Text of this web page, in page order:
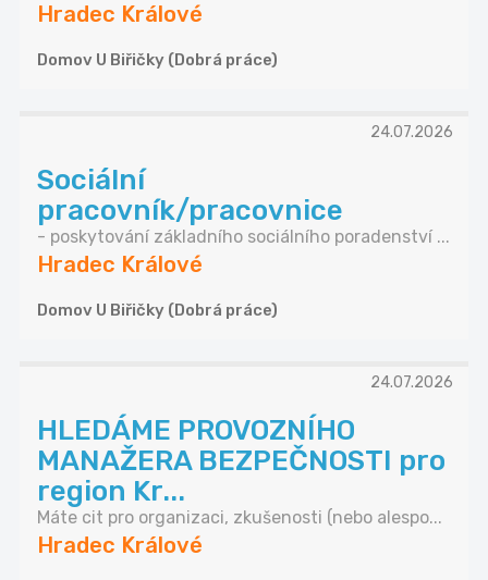
Hradec Králové
Domov U Biřičky (Dobrá práce)
24.07.2026
Sociální
pracovník/pracovnice
- poskytování základního sociálního poradenství ...
Hradec Králové
Domov U Biřičky (Dobrá práce)
24.07.2026
HLEDÁME PROVOZNÍHO
MANAŽERA BEZPEČNOSTI pro
region Kr...
Máte cit pro organizaci, zkušenosti (nebo alespo...
Hradec Králové